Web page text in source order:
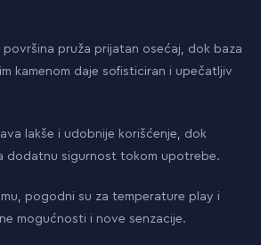
površina pruža prijatan osećaj, dok baza
kamenom daje sofisticiran i upečatljiv
lakše i udobnije korišćenje, dok
dodatnu sigurnost tokom upotrebe.
pogodni su za temperature play i
mogućnosti i nove senzacije.